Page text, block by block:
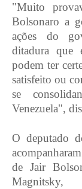
"Muito
Bolsonaro a
ações do
ditadura que
podem ter
satisfeito ou
se
Venezuela",
O deputado
de Jair
Magnitsky,